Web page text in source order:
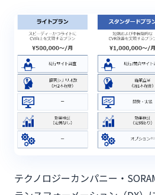
テクノロジーカンパニー・